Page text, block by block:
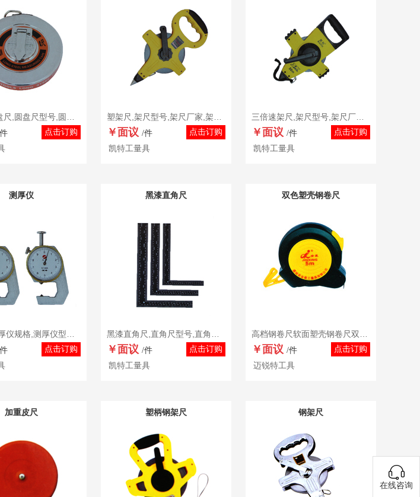
点击订购 ￥面议 /件 点击订购
凯特工量具
￥面议 /件 点击订购
凯特工量具
测厚仪
点击订购
黑漆直角尺
￥面议 /件 点击订购
凯特工量具
双色塑壳钢卷尺
￥面议 /件 点击订购
迈锐特工具
加重皮尺 塑柄钢架尺 钢架尺
在线咨询